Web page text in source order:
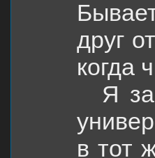
друг
когда
Я
в тот